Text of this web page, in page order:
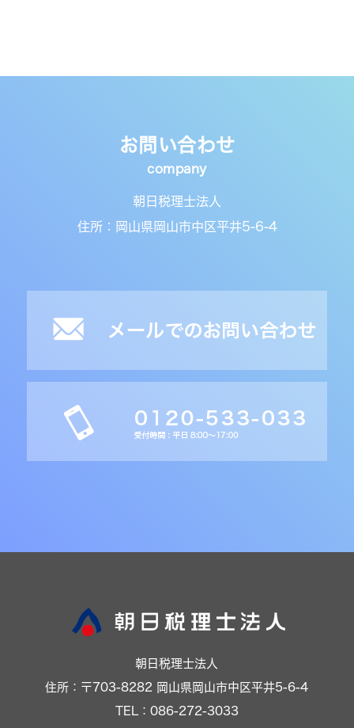
お問い合わせ
朝日税理士法人
住所：岡山県岡山市中区平井5-6-4
朝日税理士法人
住所：〒703-8282 岡山県岡山市中区平井5-6-4
TEL：086-272-3033